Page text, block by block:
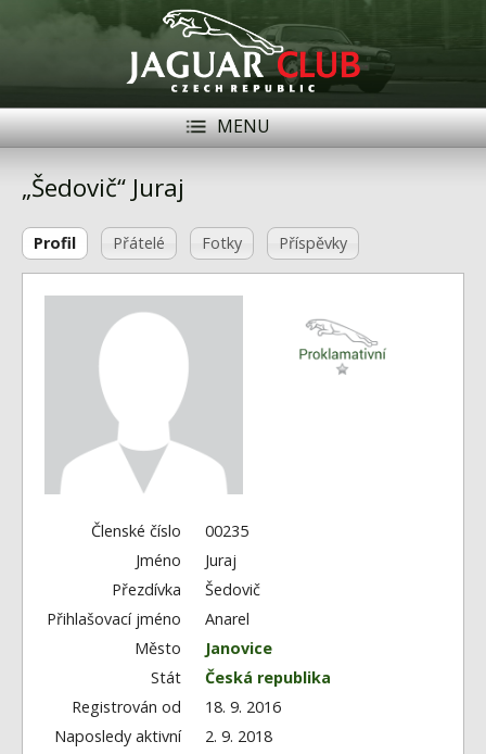
MENU
Modely Jaguar
Naše vozy
Fórum
„Šedovič“ Juraj
Profil Přátelé Fotky Příspěvky
Členské číslo
00235
Jméno
Juraj
Přezdívka
Šedovič
Přihlašovací jméno
Anarel
Město
Janovice
Stát
Česká republika
Registrován od
18. 9. 2016
Naposledy aktivní
2. 9. 2018